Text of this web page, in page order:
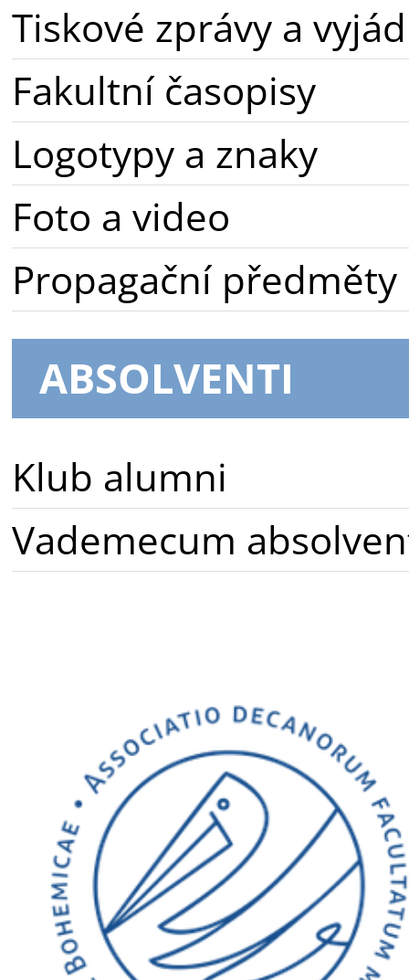
Tiskové zprávy a
Fakultní časopisy
Logotypy a znaky
Foto a video
Propagační předměty
ABSOLVENTI
Klub alumni
Vademecum